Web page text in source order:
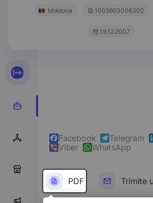
Moldova 1005603006302
19.12.2007
Facebook Telegram
Viber
WhatsApp
PDF Trimite